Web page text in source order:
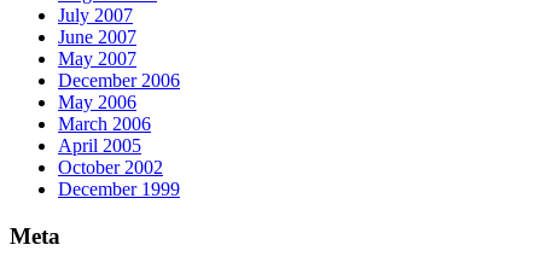
July 2007
June 2007
May 2007
December 2006
May 2006
March 2006
April 2005
October 2002
December 1999
Meta